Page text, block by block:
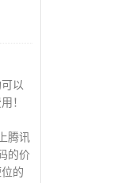
以
！
腾讯
的价
的